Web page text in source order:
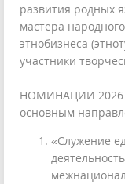
развития родных
мастера
этнобизнеса
участники
НОМИНАЦИИ 2026
основным
«Служение